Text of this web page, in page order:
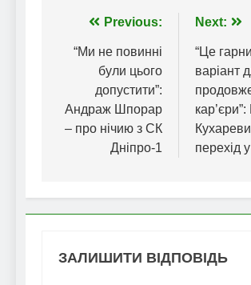
Навігація
записів
Previous:
“Ми не повинні
були цього
допустити”:
Андраж Шпорар
– про нічию з СК
Дніпро-1
Next:
“Це
варіант
перехід
ЗАЛИШИТИ ВІДПОВІДЬ